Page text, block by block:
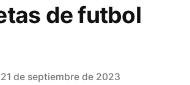
de futbol
21 de septiembre de 2023